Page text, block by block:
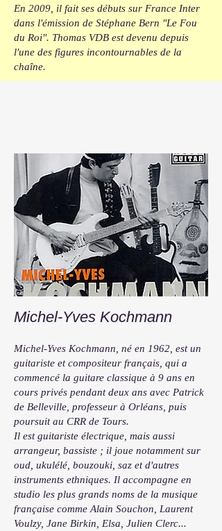
En 2009, il fait ses débuts sur France Inter
dans l'émission de Stéphane Bern "Le Fou
du Roi". Thomas VDB est devenu depuis
l'une des figures incontournables de la
chaîne.
Michel-Yves Kochmann
Michel-Yves Kochmann, né en 1962, est un
guitariste et compositeur français, qui a
commencé la guitare classique à 9 ans en
cours privés pendant deux ans avec Patrick
de Belleville, professeur à Orléans, puis
poursuit au CRR de Tours.
Il est guitariste électrique, mais aussi
arrangeur, bassiste ; il joue notamment sur
oud, ukulélé, bouzouki, saz et d'autres
instruments ethniques. Il accompagne en
studio les plus grands noms de la musique
française comme Alain Souchon, Laurent
Voulzy, Jane Birkin, Elsa, Julien Clerc...